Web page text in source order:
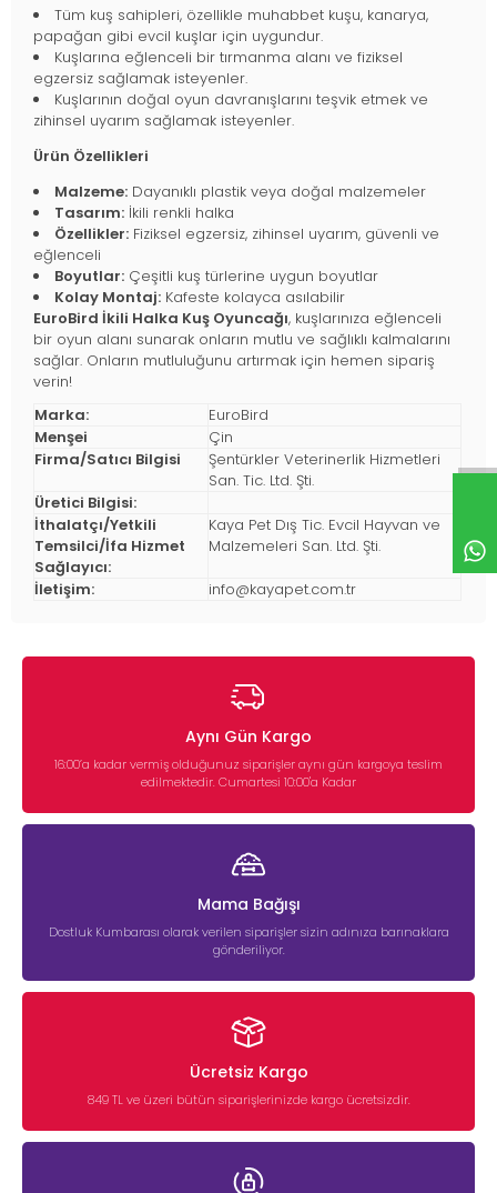
Tüm kuş sahipleri, özellikle muhabbet kuşu, kanarya,
papağan gibi evcil kuşlar için uygundur.
Kuşlarına eğlenceli bir tırmanma alanı ve fiziksel
egzersiz sağlamak isteyenler.
Kuşlarının doğal oyun davranışlarını teşvik etmek ve
zihinsel uyarım sağlamak isteyenler.
Ürün Özellikleri
Malzeme: Dayanıklı plastik veya doğal malzemeler
Tasarım: İkili renkli halka
Özellikler: Fiziksel egzersiz, zihinsel uyarım, güvenli ve
eğlenceli
Boyutlar: Çeşitli kuş türlerine uygun boyutlar
Kolay Montaj: Kafeste kolayca asılabilir
EuroBird İkili Halka Kuş Oyuncağı, kuşlarınıza eğlenceli
bir oyun alanı sunarak onların mutlu ve sağlıklı kalmalarını
sağlar. Onların mutluluğunu artırmak için hemen sipariş
verin!
Marka:
EuroBird
Menşei
Çin
Firma/Satıcı Bilgisi
Şentürkler Veterinerlik Hizmetleri
San. Tic. Ltd. Şti.
Üretici Bilgisi:
İthalatçı/Yetkili
Temsilci/İfa Hizmet
Sağlayıcı:
Kaya Pet Dış Tic. Evcil Hayvan ve
Malzemeleri San. Ltd. Şti.
İletişim: info@kayapet.com.tr
Aynı Gün Kargo
16:00’a kadar vermiş olduğunuz siparişler aynı gün kargoya teslim
edilmektedir. Cumartesi 10:00'a Kadar
Mama Bağışı
Dostluk Kumbarası olarak verilen siparişler sizin adınıza barınaklara
gönderiliyor.
Ücretsiz Kargo
849 TL ve üzeri bütün siparişlerinizde kargo ücretsizdir.